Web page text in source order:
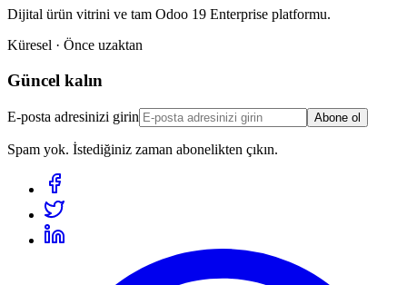
Dijital ürün vitrini ve tam Odoo 19 Enterprise platformu.
Küresel · Önce uzaktan
Güncel kalın
E-posta adresinizi girin Abone ol
Spam yok. İstediğiniz zaman abonelikten çıkın.